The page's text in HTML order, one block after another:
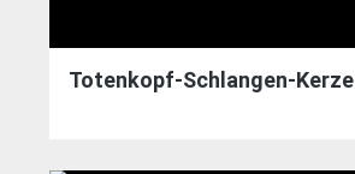
Totenkopf-Schlangen-Kerze